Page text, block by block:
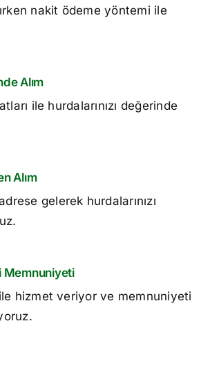
nakit ödeme yöntemi ile
Alım
ile hurdalarınızı değerinde
Alım
gelerek hurdalarınızı
Memnuniyeti
hizmet veriyor ve memnuniyeti